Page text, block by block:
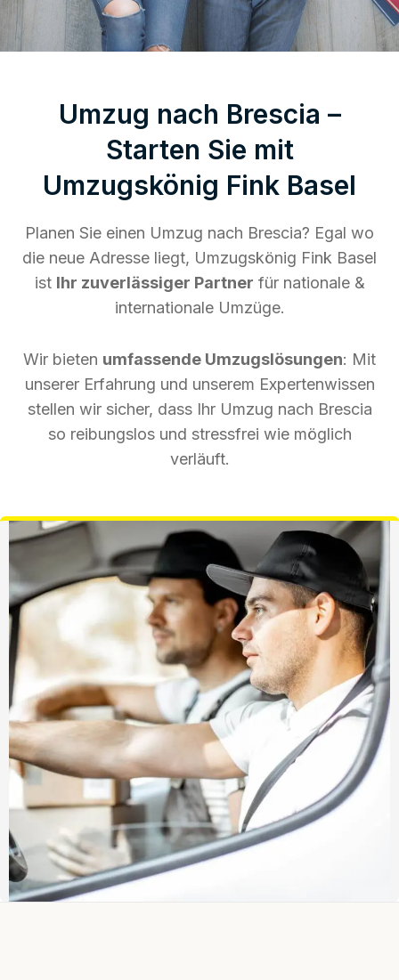
Umzug nach Brescia –
Starten Sie mit
Umzugskönig Fink Basel
Planen Sie einen Umzug nach Brescia? Egal wo
die neue Adresse liegt, Umzugskönig Fink Basel
ist Ihr zuverlässiger Partner für nationale &
internationale Umzüge.
Wir bieten umfassende Umzugslösungen: Mit
unserer Erfahrung und unserem Expertenwissen
stellen wir sicher, dass Ihr Umzug nach Brescia
so reibungslos und stressfrei wie möglich
verläuft.